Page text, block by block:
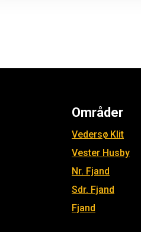
Områder
Vedersø Klit
Vester Husby
Nr. Fjand
Sdr. Fjand
Fjand